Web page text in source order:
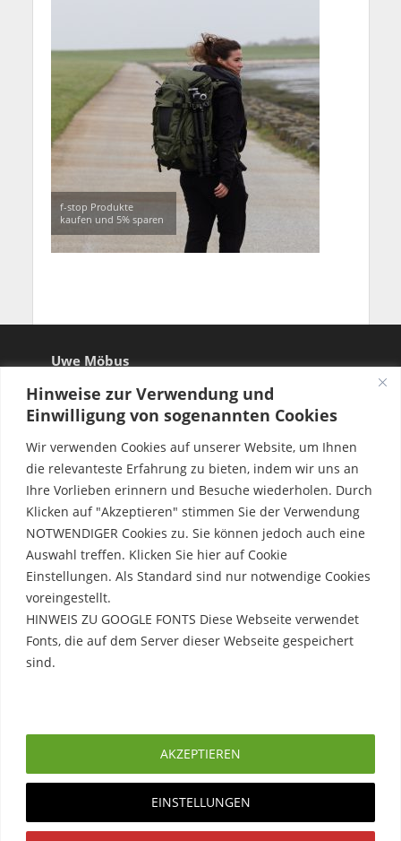
Hinweise zur Verwendung und
Einwilligung von sogenannten Cookies
Wir verwenden Cookies auf unserer Website, um Ihnen
die relevanteste Erfahrung zu bieten, indem wir uns an
Ihre Vorlieben erinnern und Besuche wiederholen. Durch
Klicken auf "Akzeptieren" stimmen Sie der Verwendung
NOTWENDIGER Cookies zu. Sie können jedoch auch eine
Auswahl treffen. Klicken Sie hier auf Cookie
Einstellungen. Als Standard sind nur notwendige Cookies
voreingestellt.
HINWEIS ZU GOOGLE FONTS Diese Webseite verwendet
Fonts, die auf dem Server dieser Webseite gespeichert
sind.
EINSTELLUNGEN
AKZEPTIEREN
f-stop Produkte
kaufen und 5% sparen
Uwe Möbus
Impressum
Datenschutzerklärung